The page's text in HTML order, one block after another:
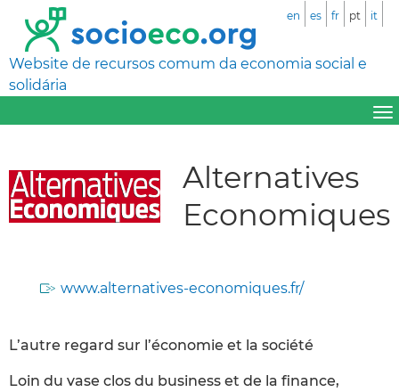
Website de recursos comum da economia social e
solidária
en es fr pt it
Alternatives
Economiques
www.alternatives-economiques.fr/
L’autre regard sur l’économie et la société
Loin du vase clos du business et de la finance,